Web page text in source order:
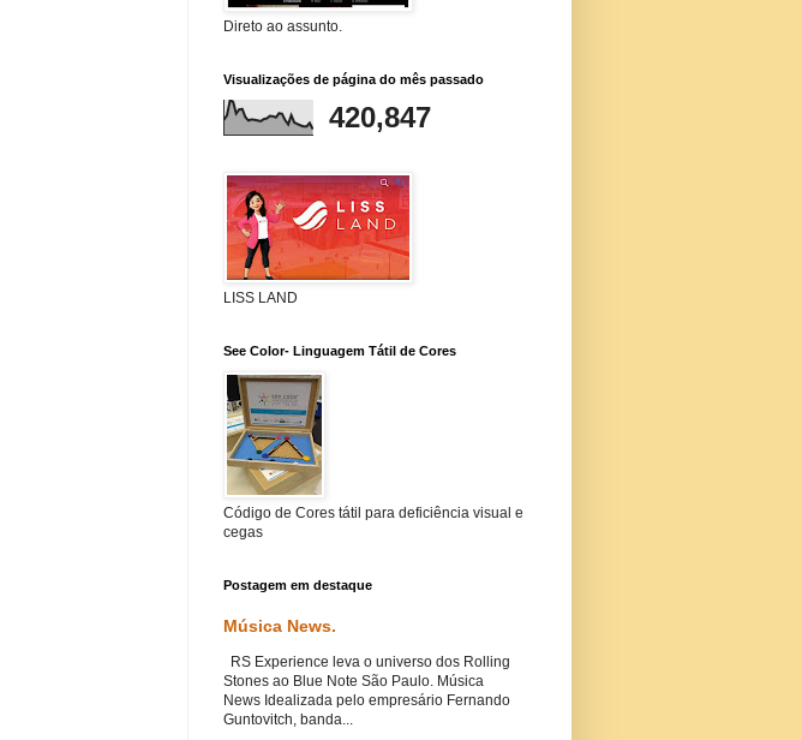
Direto ao assunto.
Visualizações de página do mês passado
420,847
LISS LAND
See Color- Linguagem Tátil de Cores
Código de Cores tátil para deficiência visual e
cegas
Postagem em destaque
Música News.
RS Experience leva o universo dos Rolling
Stones ao Blue Note São Paulo. Música
News Idealizada pelo empresário Fernando
Guntovitch, banda...